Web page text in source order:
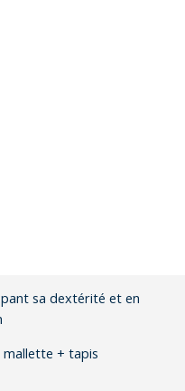
sa dextérité et en
mallette + tapis